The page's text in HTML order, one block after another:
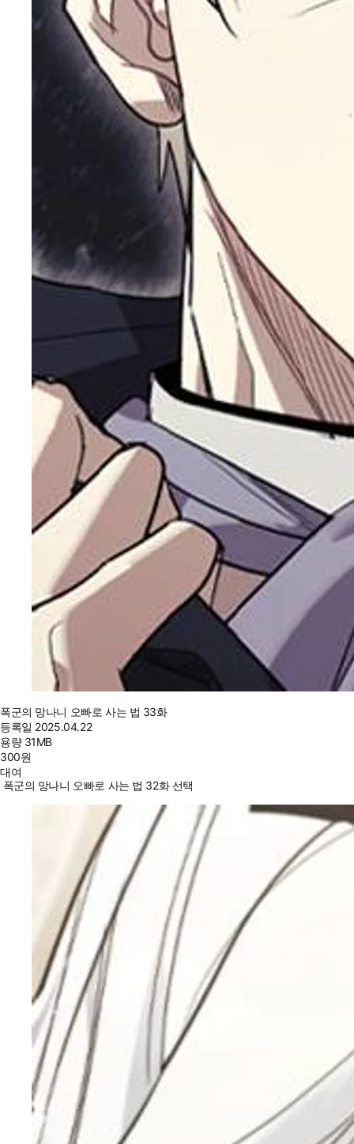
폭군의 망나니 오빠로 사는 법 33화
등록일 2025.04.22
용량 31MB
300원
대여
폭군의 망나니 오빠로 사는 법 32화 선택